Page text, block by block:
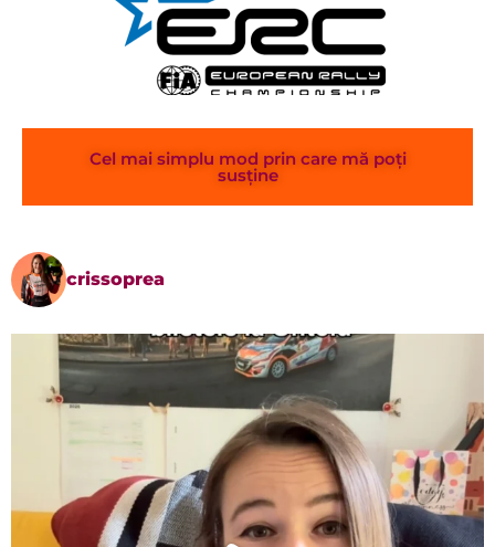
Cel mai simplu mod prin care mă poți
susține
crissoprea